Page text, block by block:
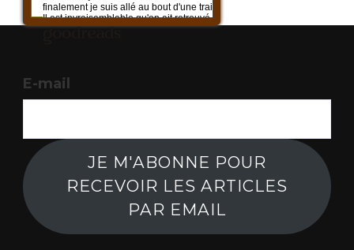
E-mail
JE M'ABONNE POUR
RECEVOIR LES ARTICLES
PAR EMAIL